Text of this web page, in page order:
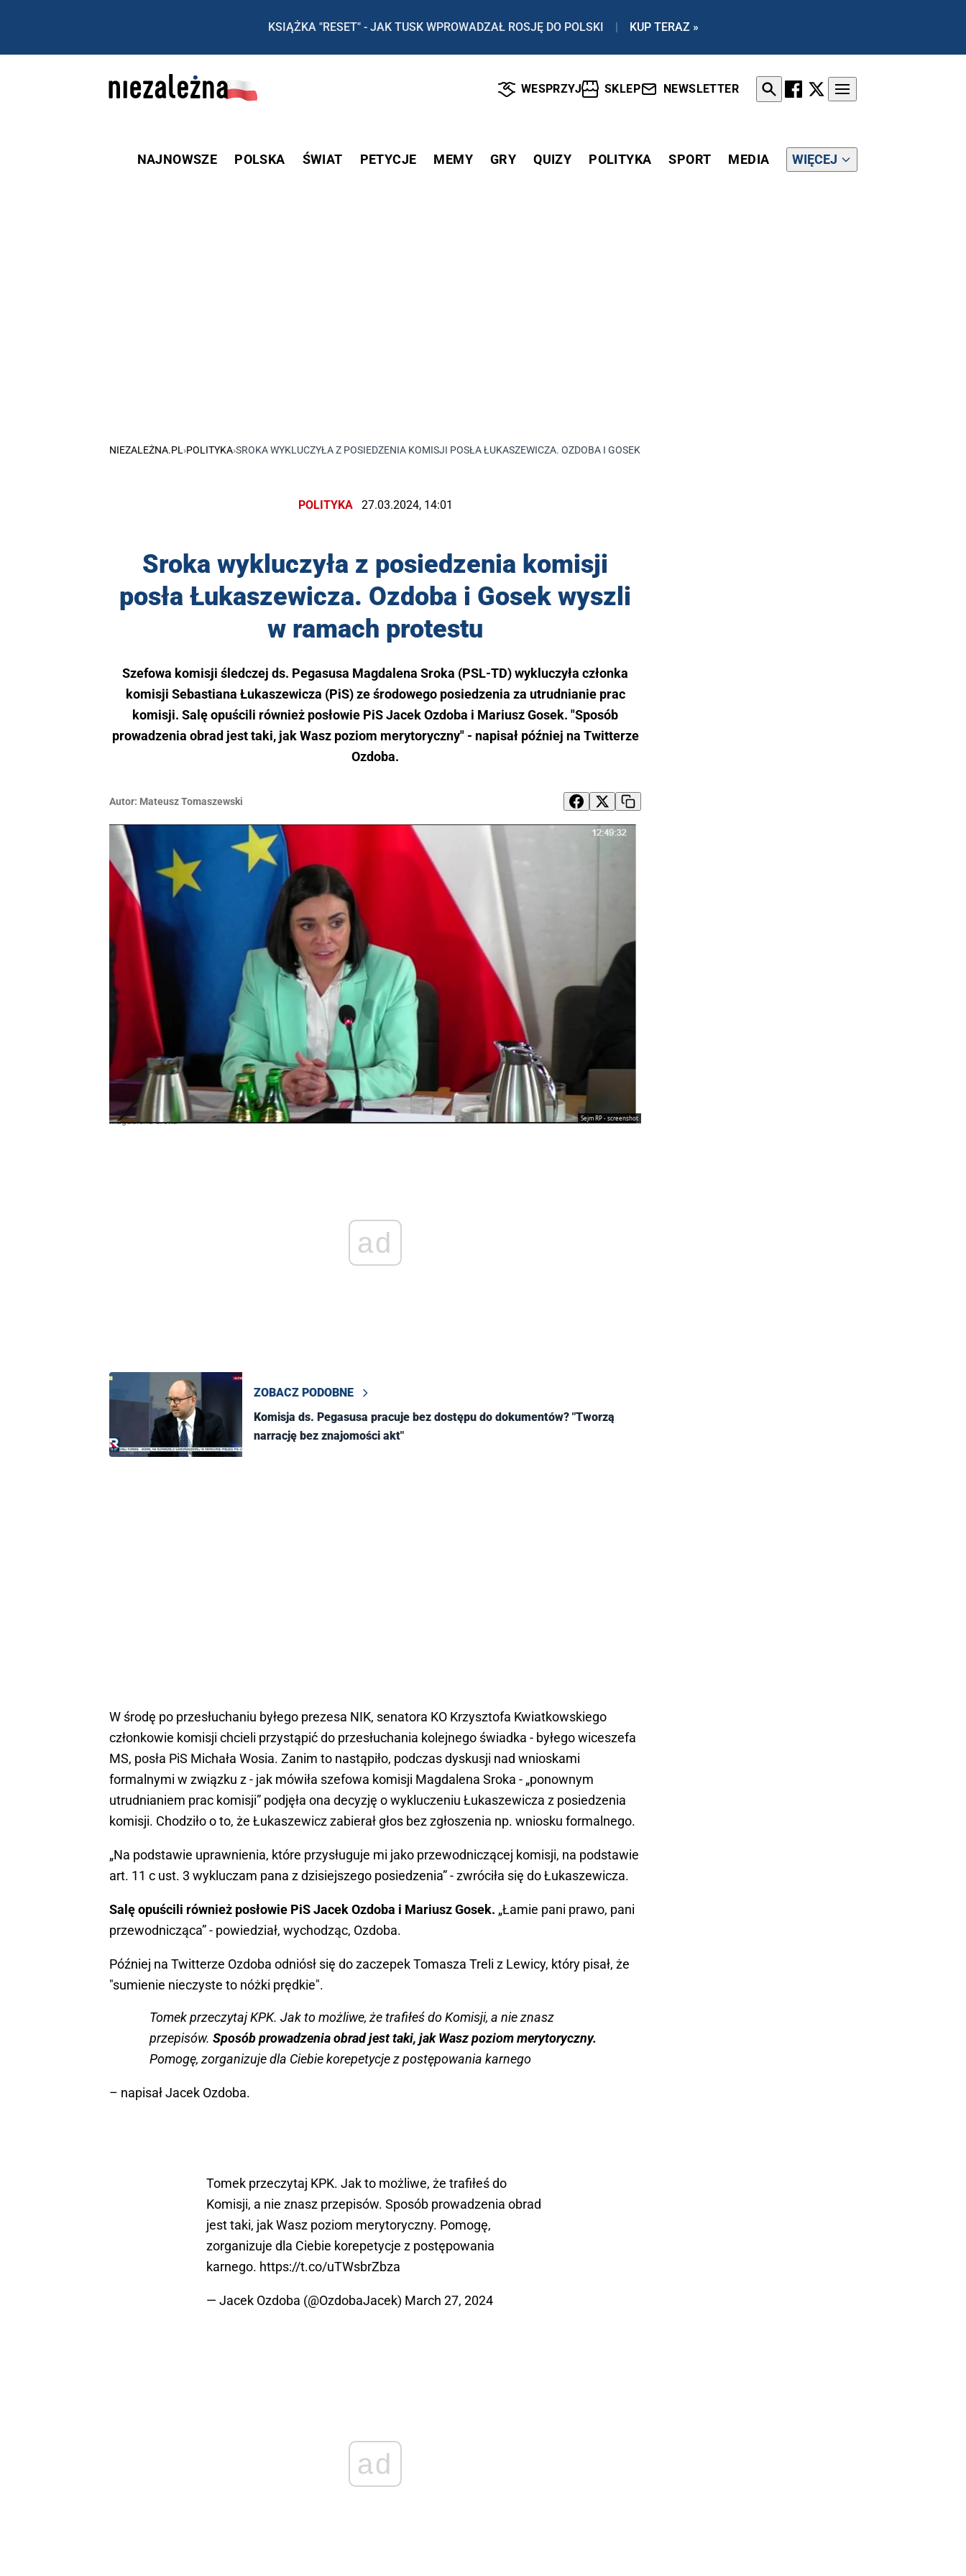
KSIĄŻKA "RESET" - JAK TUSK WPROWADZAŁ ROSJĘ DO POLSKI | KUP TERAZ »
WESPRZYJ SKLEP NEWSLETTER
NAJNOWSZE POLSKA ŚWIAT PETYCJE MEMY GRY QUIZY POLITYKA SPORT MEDIA WIĘCEJ
NIEZALEŻNA.PL ›POLITYKA›SROKA WYKLUCZYŁA Z POSIEDZENIA KOMISJI POSŁA ŁUKASZEWICZA. OZDOBA I GOSEK WYSZLI W RAMACH PROTESTU
POLITYKA 27.03.2024, 14:01
Sroka wykluczyła z posiedzenia komisji
posła Łukaszewicza. Ozdoba i Gosek wyszli
w ramach protestu
Szefowa komisji śledczej ds. Pegasusa Magdalena Sroka (PSL-TD) wykluczyła członka
komisji Sebastiana Łukaszewicza (PiS) ze środowego posiedzenia za utrudnianie prac
komisji. Salę opuścili również posłowie PiS Jacek Ozdoba i Mariusz Gosek. "Sposób
prowadzenia obrad jest taki, jak Wasz poziom merytoryczny" - napisał później na Twitterze
Ozdoba.
Autor: Mateusz Tomaszewski
Sejm RP - screenshot
Magdalena Sroka
ad
ZOBACZ PODOBNE
Komisja ds. Pegasusa pracuje bez dostępu do dokumentów? "Tworzą
narrację bez znajomości akt"
W środę po przesłuchaniu byłego prezesa NIK, senatora KO Krzysztofa Kwiatkowskiego
członkowie komisji chcieli przystąpić do przesłuchania kolejnego świadka - byłego wiceszefa
MS, posła PiS Michała Wosia. Zanim to nastąpiło, podczas dyskusji nad wnioskami
formalnymi w związku z - jak mówiła szefowa komisji Magdalena Sroka - „ponownym
utrudnianiem prac komisji” podjęła ona decyzję o wykluczeniu Łukaszewicza z posiedzenia
komisji. Chodziło o to, że Łukaszewicz zabierał głos bez zgłoszenia np. wniosku formalnego.
„Na podstawie uprawnienia, które przysługuje mi jako przewodniczącej komisji, na podstawie
art. 11 c ust. 3 wykluczam pana z dzisiejszego posiedzenia” - zwróciła się do Łukaszewicza.
Salę opuścili również posłowie PiS Jacek Ozdoba i Mariusz Gosek. „Łamie pani prawo, pani
przewodnicząca” - powiedział, wychodząc, Ozdoba.
Później na Twitterze Ozdoba odniósł się do zaczepek Tomasza Treli z Lewicy, który pisał, że
"sumienie nieczyste to nóżki prędkie".
Tomek przeczytaj KPK. Jak to możliwe, że trafiłeś do Komisji, a nie znasz
przepisów. Sposób prowadzenia obrad jest taki, jak Wasz poziom merytoryczny.
Pomogę, zorganizuje dla Ciebie korepetycje z postępowania karnego
– napisał Jacek Ozdoba.
Tomek przeczytaj KPK. Jak to możliwe, że trafiłeś do
Komisji, a nie znasz przepisów. Sposób prowadzenia obrad
jest taki, jak Wasz poziom merytoryczny. Pomogę,
zorganizuje dla Ciebie korepetycje z postępowania
karnego. https://t.co/uTWsbrZbza
— Jacek Ozdoba (@OzdobaJacek) March 27, 2024
ad